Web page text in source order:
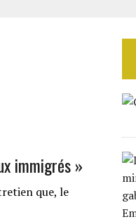
immigrés »
que, le